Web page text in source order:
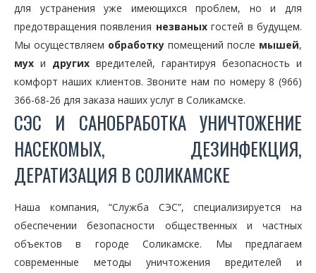
для устранения уже имеющихся проблем, но и для
предотвращения появления незваныхгостей в будущем.
Мы осуществляем обработку помещений после мышей,
мух и других вредителей, гарантируя безопасность и
комфорт наших клиентов. Звоните нам по номеру 8 (966)
366-68-26 для заказа наших услуг в Соликамске.
СЭС И САНОБРАБОТКА УНИЧТОЖЕНИЕ
НАСЕКОМЫХ, ДЕЗИНФЕКЦИЯ,
ДЕРАТИЗАЦИЯ В СОЛИКАМСКЕ
Наша компания, “Служба СЭС”, специализируется на
обеспечении безопасности общественных и частных
объектов в городе Соликамске. Мы предлагаем
современные методы уничтожения вредителей и